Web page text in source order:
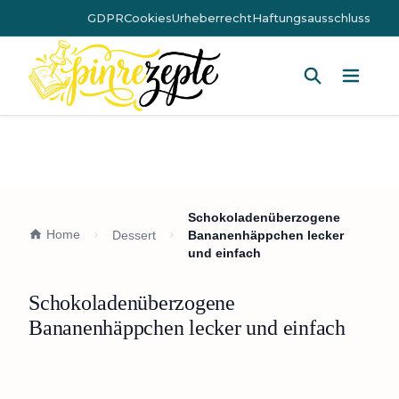
GDPRCookiesUrheberrechtHaftungsausschluss
Home Dessert
Schokoladenüberzogene
Bananenhäppchen lecker
und einfach
Schokoladenüberzogene
Bananenhäppchen lecker und einfach